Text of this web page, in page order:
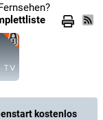
kostenlos